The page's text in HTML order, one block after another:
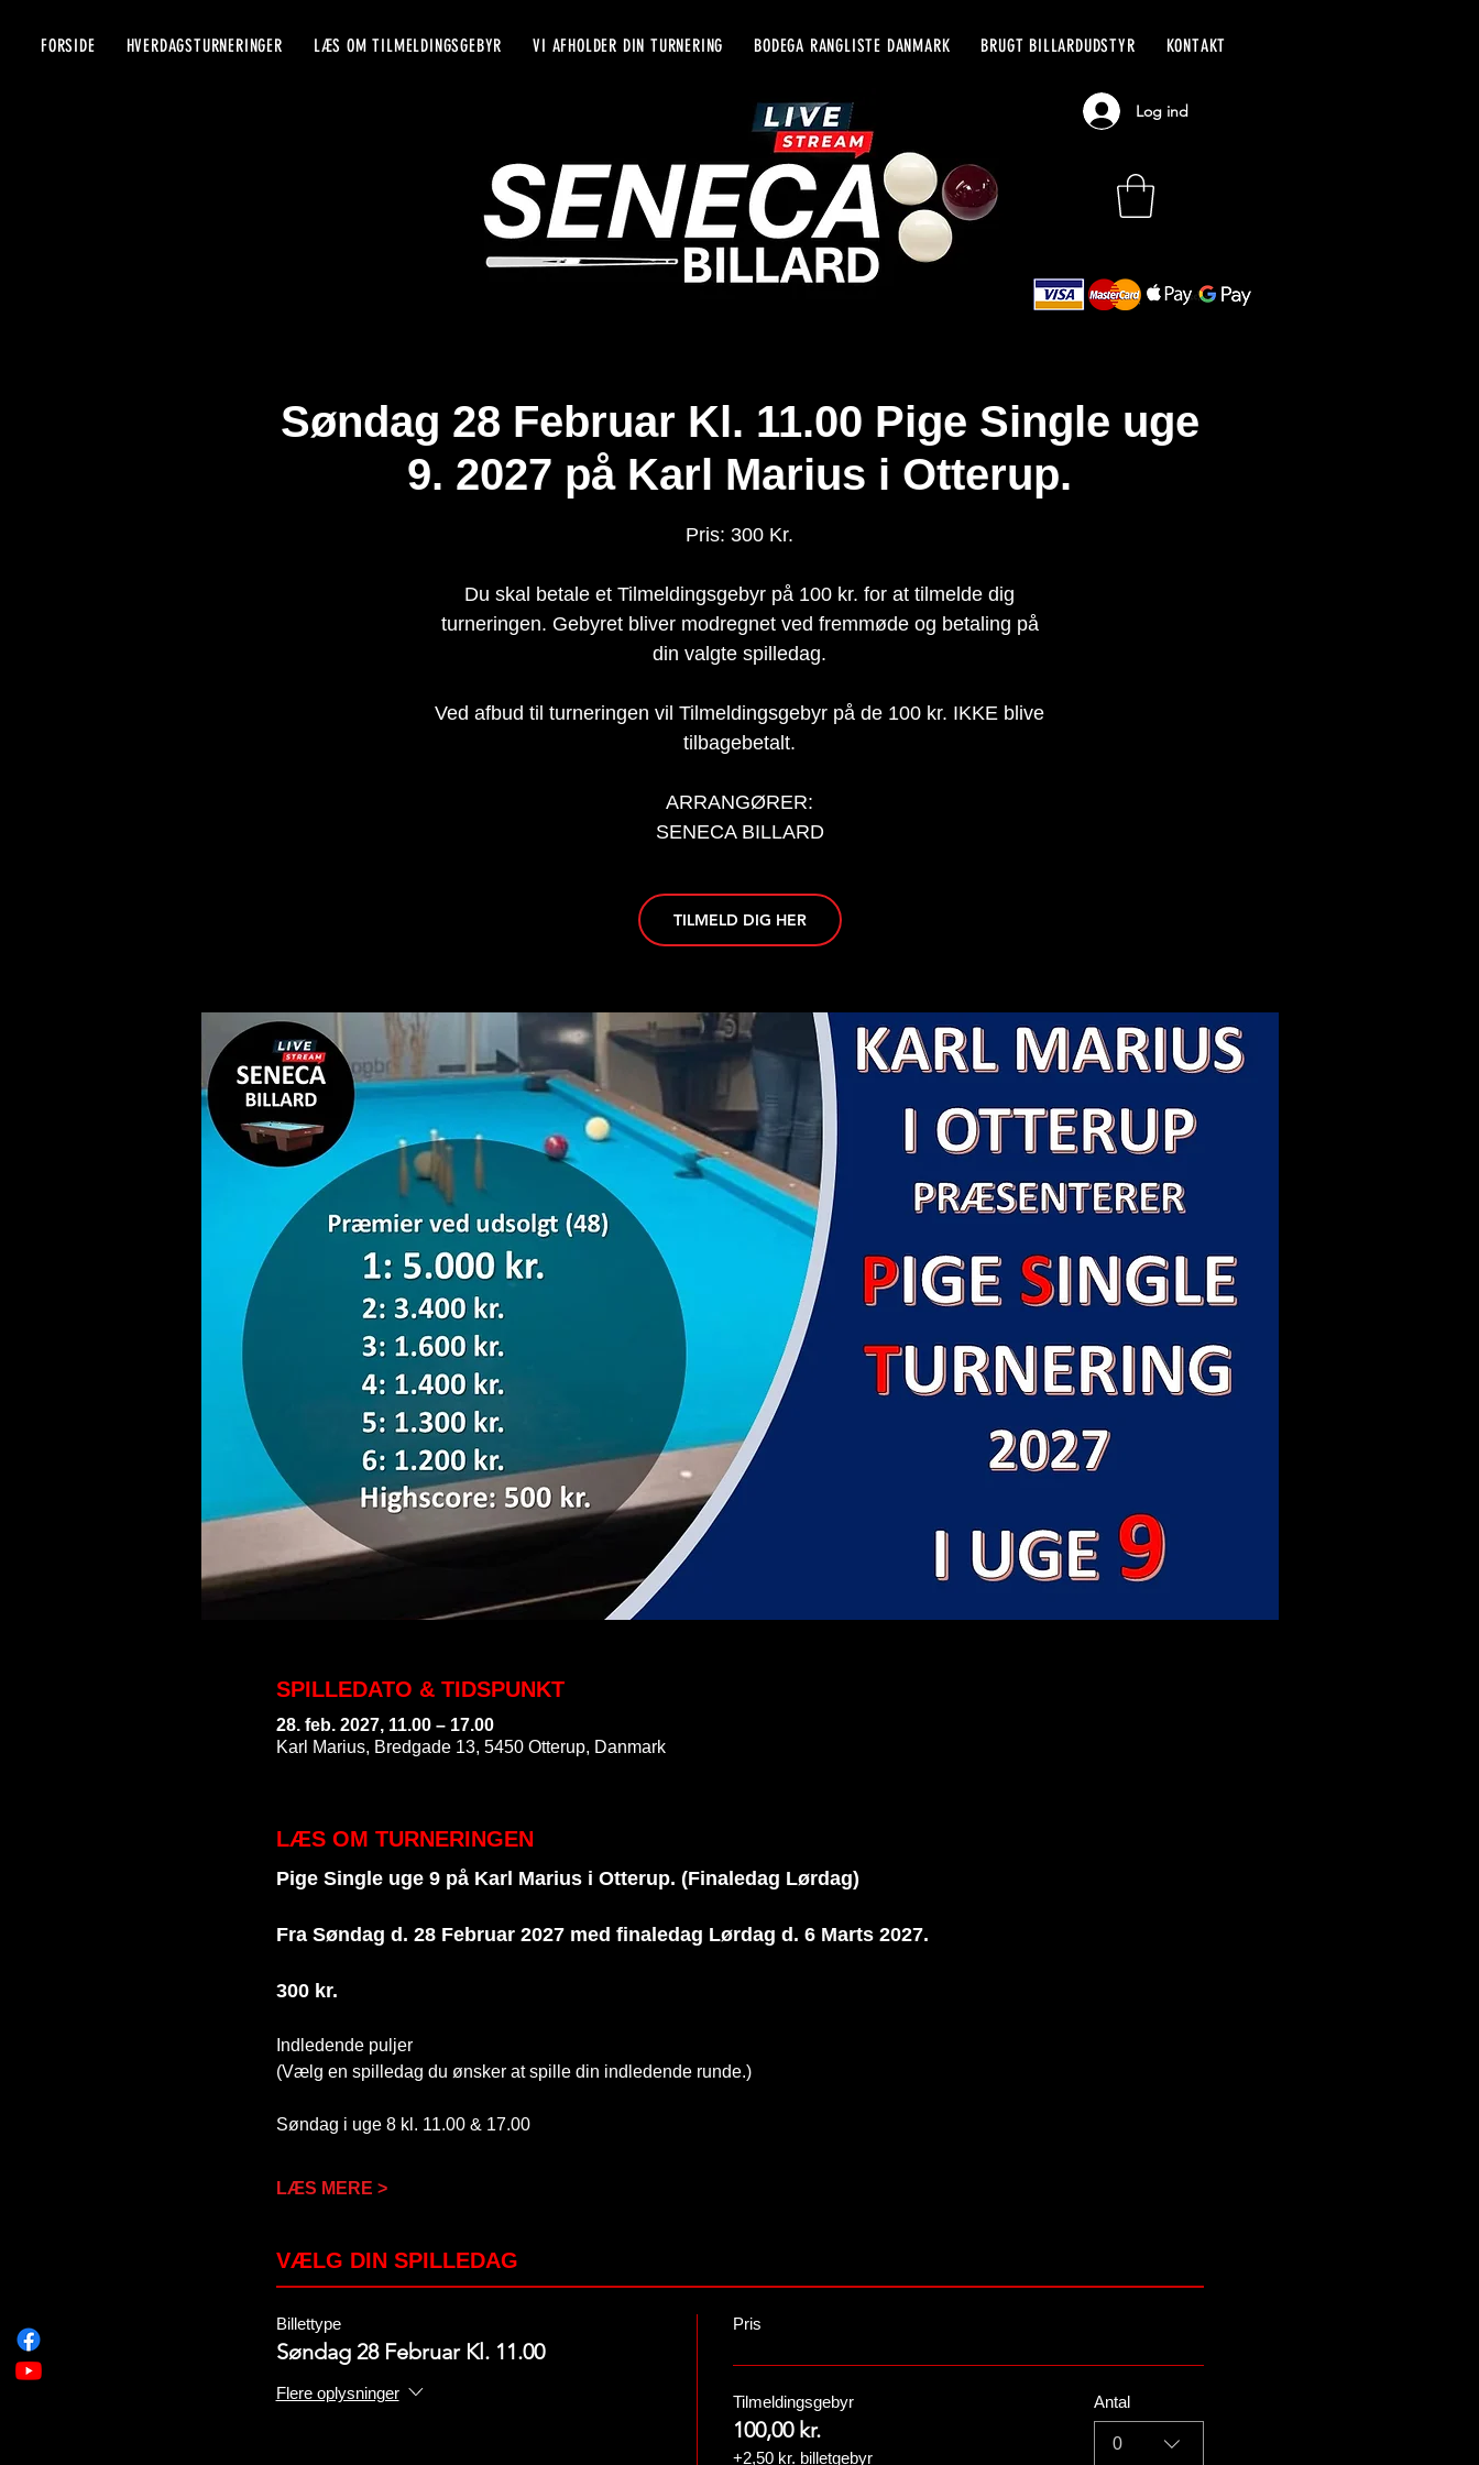
FORSIDE HVERDAGSTURNERINGER LÆS OM TILMELDINGSGEBYR VI AFHOLDER DIN TURNERING BODEGA RANGLISTE DANMARK BRUGT BILLARDUDSTYR KONTAKT
Log ind
Søndag 28 Februar Kl. 11.00 Pige Single uge
9. 2027 på Karl Marius i Otterup.
Pris: 300 Kr.
Du skal betale et Tilmeldingsgebyr på 100 kr. for at tilmelde dig
turneringen. Gebyret bliver modregnet ved fremmøde og betaling på
din valgte spilledag.
Ved afbud til turneringen vil Tilmeldingsgebyr på de 100 kr. IKKE blive
tilbagebetalt.
ARRANGØRER:
SENECA BILLARD
TILMELD DIG HER
SPILLEDATO & TIDSPUNKT
28. feb. 2027, 11.00 – 17.00
Karl Marius, Bredgade 13, 5450 Otterup, Danmark
LÆS OM TURNERINGEN
Pige Single uge 9 på Karl Marius i Otterup. (Finaledag Lørdag)
Fra Søndag d. 28 Februar 2027 med finaledag Lørdag d. 6 Marts 2027.
300 kr.
Indledende puljer
(Vælg en spilledag du ønsker at spille din indledende runde.)
Søndag i uge 8 kl. 11.00 & 17.00
LÆS MERE >
VÆLG DIN SPILLEDAG
Billettype
Søndag 28 Februar Kl. 11.00
Flere oplysninger
Pris
Tilmeldingsgebyr
100,00 kr.
+2,50 kr. billetgebyr
Antal
0